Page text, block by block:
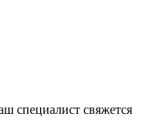
специалист свяжется